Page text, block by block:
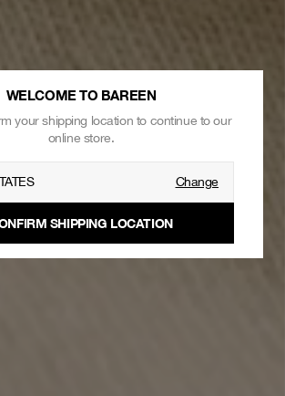
WELCOME TO BAREEN
your shipping location to continue to our
online store.
Change
SHIPPING LOCATION